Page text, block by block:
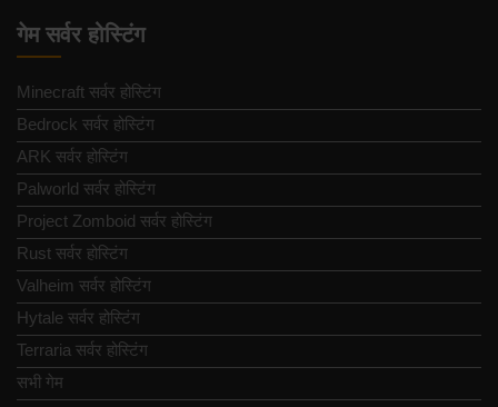
गेम सर्वर होस्टिंग
Minecraft सर्वर होस्टिंग
Bedrock सर्वर होस्टिंग
ARK सर्वर होस्टिंग
Palworld सर्वर होस्टिंग
Project Zomboid सर्वर होस्टिंग
Rust सर्वर होस्टिंग
Valheim सर्वर होस्टिंग
Hytale सर्वर होस्टिंग
Terraria सर्वर होस्टिंग
सभी गेम